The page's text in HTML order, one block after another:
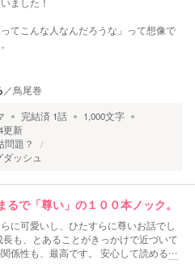
てこんな人なんだろうな」って想像で
／鳥尾巻
完結済 1話 1,000文字
更新
問題？
ッシュ
るで「尊い」の１００本ノック。
に可愛いし、ひたすらに尊いお話でし
も、とあることがきっかけで近づいて
係性も、最高です。 安心して読める…